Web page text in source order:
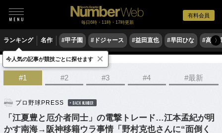
有料会員
毎日6時・11時・17時更新
ランキング 名作 #甲子園 #ドジャース #益田直也 #早田ひな #高木
〉
野球 プロ野球
#1 #2 #3 #4 #最新
プロ野球PRESS BACK NUMBER
「江夏豊と厄介者同士」の電撃トレード…江本孟紀が明
かす南海→阪神移籍ウラ事情「野村克也さんに“面倒く
今人気の記事が競技ごとに探せます ×